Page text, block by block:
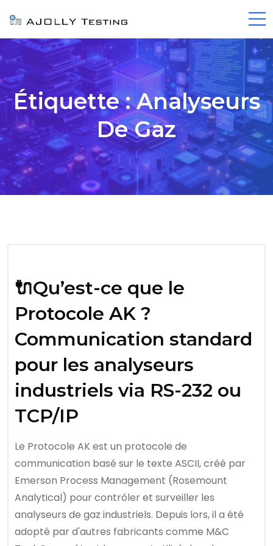
Étiquette :Analyseurs
De Gaz
🔌Qu’est-ce que le
Protocole AK ?
Communication standard
pour les analyseurs
industriels via RS-232 ou
TCP/IP
Le Protocole AK est un protocole de
communication basé sur le texte ASCII, créé par
Emerson Process Management (Rosemount
Analytical) pour contrôler et surveiller les
analyseurs de gaz industriels. Depuis lors, il a été
adopté par d'autres fabricants comme M&C